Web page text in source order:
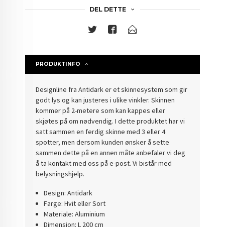
DEL DETTE
PRODUKTINFO
Designline fra Antidark er et skinnesystem som gir
godt lys og kan justeres i ulike vinkler. Skinnen
kommer på 2-metere som kan kappes eller
skjøtes på om nødvendig. I dette produktet har vi
satt sammen en ferdig skinne med 3 eller 4
spotter, men dersom kunden ønsker å sette
sammen dette på en annen måte anbefaler vi deg
å ta kontakt med oss på e-post. Vi bistår med
belysningshjelp.
Design: Antidark
Farge: Hvit eller Sort
Materiale: Aluminium
Dimensjon: L 200 cm